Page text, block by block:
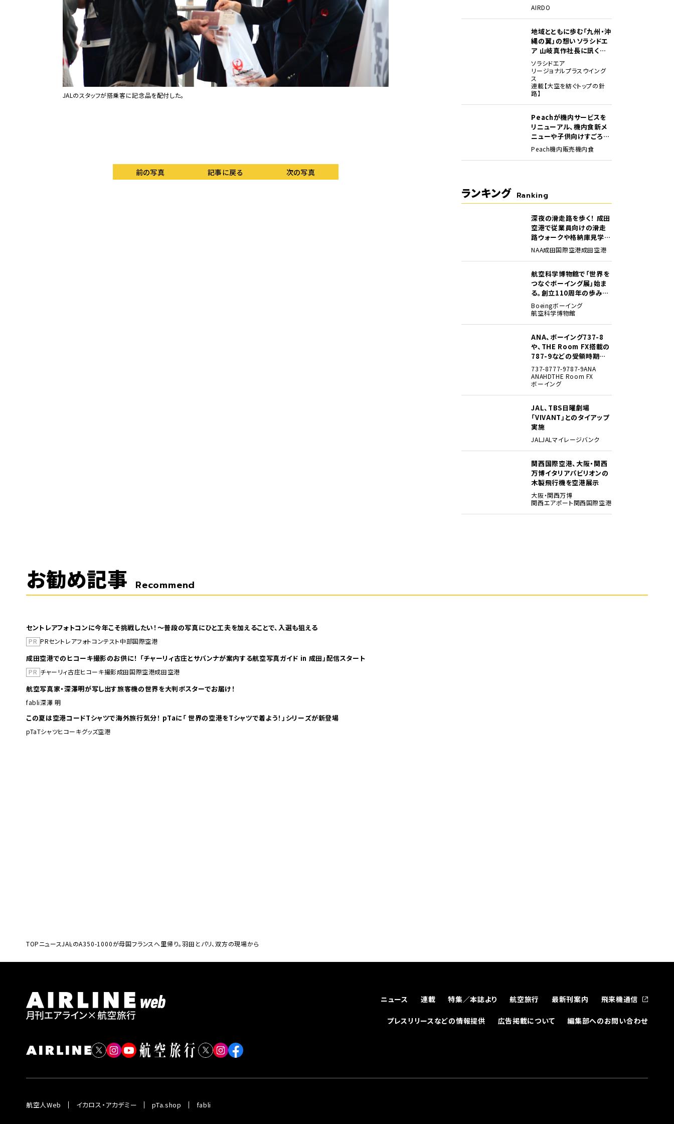
JALのスタッフが搭乗客に記念品を配付した。 乗客に配られた記念品のネックストラップとフライトタグ。
前の写真 記事に戻る 次の写真
場
AIRDO
地域とともに歩む「九州・沖
縄の翼」の想い――ソラシドエ
ア 山岐真作社長に訊く就
任1年の手応え
ソラシドエア
リージョナルプラスウイング
ス
連載【大空を紡ぐトップの針
路】
Peachが機内サービスを
リニューアル、機内食新メ
ニューや子供向けすごろく
など
Peach機内販売機内食
ランキング Ranking
深夜の滑走路を歩く！ 成田
空港で従業員向けの滑走
路ウォークや格納庫見学イ
ベントを初開催
NAA成田国際空港成田空港
航空科学博物館で「世界を
つなぐボーイング展」始ま
る。創立110周年の歩みを
貴重な資料でたどる
Boeingボーイング
航空科学博物館
ANA、ボーイング737-8
や、THE Room FX搭載の
787-9などの受領時期見
込みを明らかに
737-8777-9787-9ANA
ANAHDTHE Room FX
ボーイング
JAL、TBS日曜劇場
「VIVANT」とのタイアップ
実施
JALJALマイレージバンク
関西国際空港、大阪・関西
万博イタリアパビリオンの
木製飛行機を空港展示
大阪・関西万博
関西エアポート関西国際空港
お勧め記事 Recommend
セントレアフォトコンに今年こそ挑戦したい！～普段の写真にひと工夫を加えることで、入選も狙える
PR PRセントレアフォトコンテスト中部国際空港
成田空港でのヒコーキ撮影のお供に！ 「チャーリィ古庄とサバンナが案内する航空写真ガイド in 成田」配信スタート
PR チャーリィ古庄ヒコーキ撮影成田国際空港成田空港
航空写真家・深澤明が写し出す旅客機の世界を大判ポスターでお届け！
fabli深澤 明
この夏は空港コードTシャツで海外旅行気分！ pTaに「 世界の空港をTシャツで着よう！」シリーズが新登場
pTaTシャツヒコーキグッズ空港
TOPニュースJALのA350-1000が母国フランスへ里帰り。羽田とパリ、双方の現場から
ニュース 連載 特集／本誌より 航空旅行 最新刊案内 飛来機通信
プレスリリースなどの情報提供 広告掲載について 編集部へのお問い合わせ
航空人Web イカロス・アカデミー pTa.shop fabli